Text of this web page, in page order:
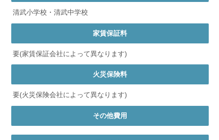
清武小学校・清武中学校
家賃保証料
要(家賃保証会社によって異なります)
火災保険料
要(火災保険会社によって異なります)
その他費用